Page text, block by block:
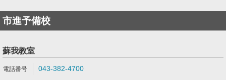
市進予備校
蘇我教室
043-382-4700